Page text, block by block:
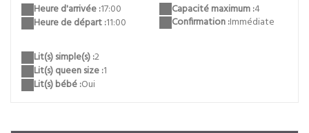
Heure d'arrivée :17:00
Heure de départ :11:00
Capacité maximum :4
Confirmation :Immédiate
Lit(s) simple(s) :2
Lit(s) queen size :1
Lit(s) bébé :Oui